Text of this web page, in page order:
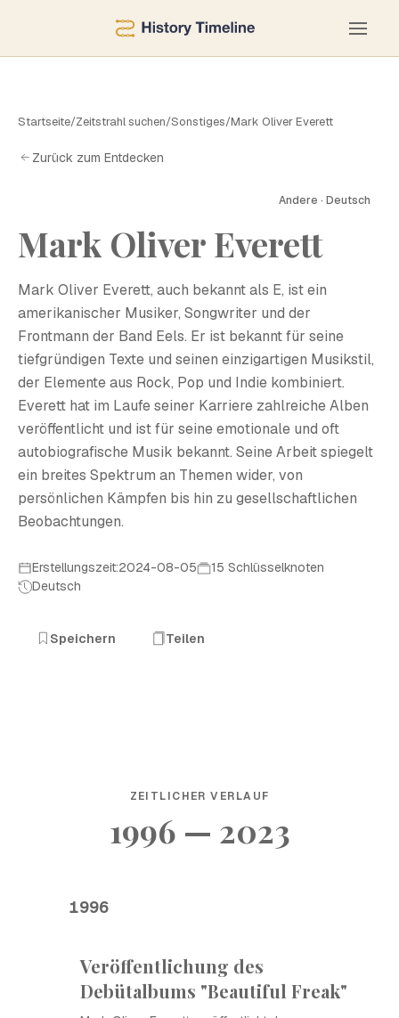
Startseite/Zeitstrahl suchen/Sonstiges/Mark Oliver Everett
Zurück zum Entdecken
Andere · Deutsch
Mark Oliver Everett
Mark Oliver Everett, auch bekannt als E, ist ein
amerikanischer Musiker, Songwriter und der
Frontmann der Band Eels. Er ist bekannt für seine
tiefgründigen Texte und seinen einzigartigen Musikstil,
der Elemente aus Rock, Pop und Indie kombiniert.
Everett hat im Laufe seiner Karriere zahlreiche Alben
veröffentlicht und ist für seine emotionale und oft
autobiografische Musik bekannt. Seine Arbeit spiegelt
ein breites Spektrum an Themen wider, von
persönlichen Kämpfen bis hin zu gesellschaftlichen
Beobachtungen.
Erstellungszeit:2024-08-05
15 Schlüsselknoten
Deutsch
Speichern Teilen
ZEITLICHER VERLAUF
1996 — 2023
1996
Veröffentlichung des
Debütalbums "Beautiful Freak"